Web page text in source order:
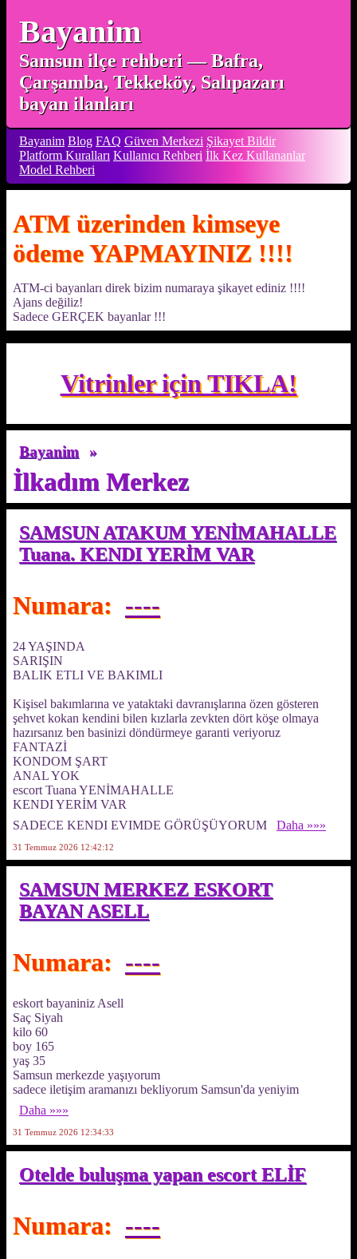
Bayanim
Samsun ilçe rehberi — Bafra,
Çarşamba, Tekkeköy, Salıpazarı
bayan ilanları
Bayanim Blog FAQ Güven Merkezi Şikayet Bildir
Platform Kuralları Kullanıcı Rehberi İlk Kez Kullananlar
Model Rehberi
ATM üzerinden kimseye
ödeme YAPMAYINIZ !!!!
ATM-ci bayanları direk bizim numaraya şikayet ediniz !!!!
Ajans değiliz!
Sadece GERÇEK bayanlar !!!
Vitrinler için TIKLA!
Bayanim »
İlkadım Merkez
SAMSUN ATAKUM YENİMAHALLE
Tuana. KENDI YERİM VAR
Numara: ----
24 YAŞINDA
SARIŞIN
BALIK ETLI VE BAKIMLI
Kişisel bakımlarına ve yataktaki davranışlarına özen gösteren
şehvet kokan kendini bilen kızlarla zevkten dört köşe olmaya
hazırsanız ben basinizi döndürmeye garanti veriyoruz
FANTAZİ
KONDOM ŞART
ANAL YOK
escort Tuana YENİMAHALLE
KENDI YERİM VAR
SADECE KENDI EVIMDE GÖRÜŞÜYORUM
Daha »»»
31 Temmuz 2026 12:42:12
SAMSUN MERKEZ ESKORT
BAYAN ASELL
Numara: ----
eskort bayaniniz Asell
Saç Siyah
kilo 60
boy 165
yaş 35
Samsun merkezde yaşıyorum
sadece iletişim aramanızı bekliyorum Samsun'da yeniyim
Daha »»»
31 Temmuz 2026 12:34:33
Otelde buluşma yapan escort ELİF
Numara: ----